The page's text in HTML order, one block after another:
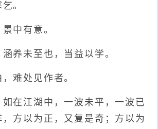
。
中有意。
未至也，当益以学。
处见作者。
江湖中，一波未平，一波已
，方以为正，又复是奇；方以为